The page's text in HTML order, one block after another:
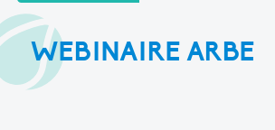
WEBINAIRE ARBE